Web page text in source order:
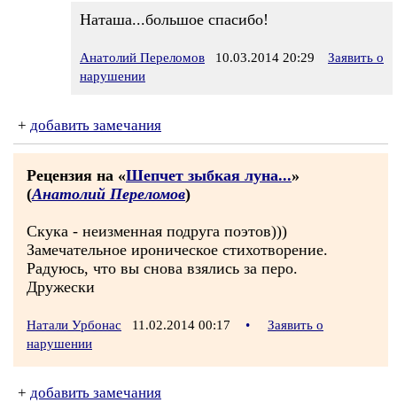
Наташа...большое спасибо!
Анатолий Переломов 10.03.2014 20:29
Заявить о
нарушении
+ добавить замечания
Рецензия на «Шепчет зыбкая луна...»
(Анатолий Переломов)
Скука - неизменная подруга поэтов)))
Замечательное ироническое стихотворение.
Радуюсь, что вы снова взялись за перо.
Дружески
Натали Урбонас 11.02.2014 00:17 •
Заявить о
нарушении
+ добавить замечания